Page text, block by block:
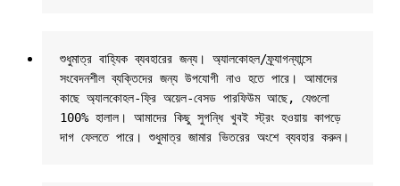
শুধুমাত্র বাহ্যিক ব্যবহারের জন্য। অ্যালকোহল/ফ্র্যাগন্যান্সে
সংবেদনশীল ব্যক্তিদের জন্য উপযোগী নাও হতে পারে। আমাদের
কাছে অ্যালকোহল-ফ্রি অয়েল-বেসড পারফিউম আছে, যেগুলো
100% হালাল। আমাদের কিছু সুগন্ধি খুবই স্ট্রং হওয়ায় কাপড়ে
দাগ ফেলতে পারে। শুধুমাত্র জামার ভিতরের অংশে ব্যবহার করুন।